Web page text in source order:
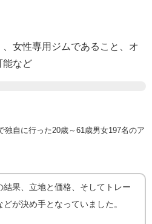
女性専用ジムであること、オ
能など
自に行った20歳～61歳男女197名のア
結果、立地と価格、そしてトレー
どが決め手となっていました。